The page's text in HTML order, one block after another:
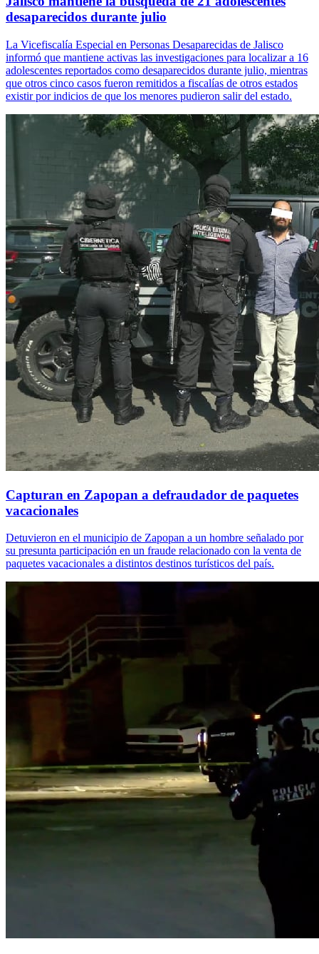
desaparecidos durante julio
La Vicefiscalía Especial en Personas Desaparecidas de Jalisco
informó que mantiene activas las investigaciones para localizar a 16
adolescentes reportados como desaparecidos durante julio, mientras
que otros cinco casos fueron remitidos a fiscalías de otros estados
existir por indicios de que los menores pudieron salir del estado.
Capturan en Zapopan a defraudador de paquetes
vacacionales
Detuvieron en el municipio de Zapopan a un hombre señalado por
su presunta participación en un fraude relacionado con la venta de
paquetes vacacionales a distintos destinos turísticos del país.